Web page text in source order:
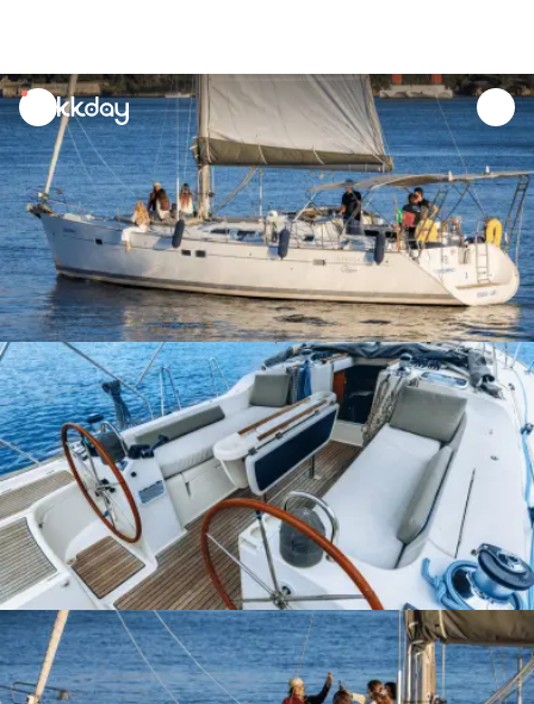
unread
notifications